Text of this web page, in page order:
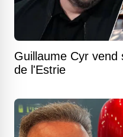
Guillaume Cyr vend
de l'Estrie